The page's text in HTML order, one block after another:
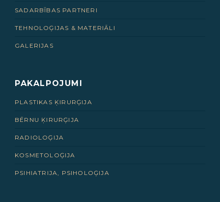
SADARBĪBAS PARTNERI
TEHNOLOĢIJAS & MATERIĀLI
GALERIJAS
PAKALPOJUMI
PLASTIKAS ĶIRURĢIJA
BĒRNU ĶIRURĢIJA
RADIOLOĢIJA
KOSMETOLOĢIJA
PSIHIATRIJA, PSIHOLOĢIJA